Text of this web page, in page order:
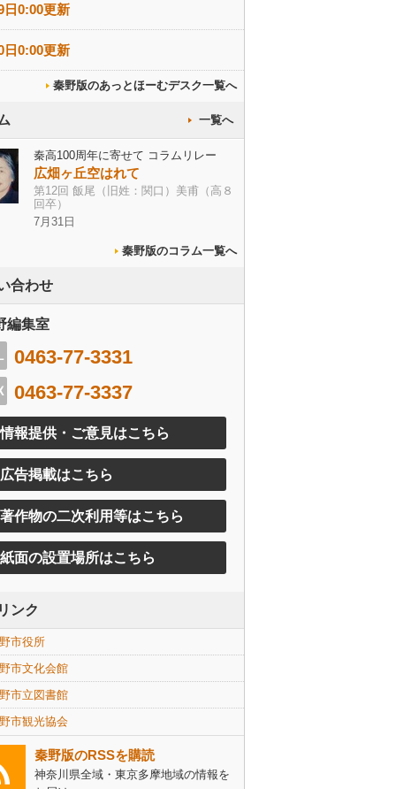
日0:00更新
日0:00更新
秦野版のあっとほーむデスク一覧へ
一覧へ
秦高100周年に寄せて コラムリレー
広畑ヶ丘空はれて
第12回 飯尾（旧姓：関口）美甫（高８
回卒）
7月31日
秦野版のコラム一覧へ
合わせ
編集室
0463-77-3331
0463-77-3337
情報提供・ご意見はこちら
広告掲載はこちら
著作物の二次利用等はこちら
紙面の設置場所はこちら
ンク
市役所
市文化会館
市立図書館
市観光協会
秦野版のRSSを購読
神奈川県全域・東京多摩地域の情報を